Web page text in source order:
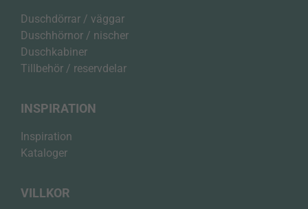
Duschdörrar / väggar
Duschhörnor / nischer
Duschkabiner
Tillbehör / reservdelar
INSPIRATION
Inspiration
Kataloger
VILLKOR